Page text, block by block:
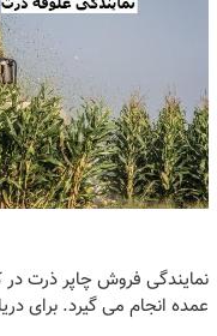
نمایندگی فروش چاپر ذرت
عمده انجام می گیرد. برای